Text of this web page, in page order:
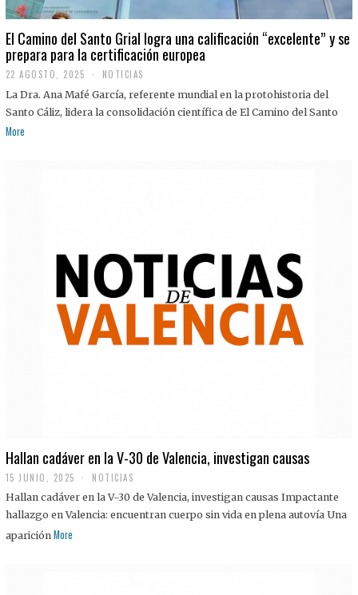
El Camino del Santo Grial logra una calificación “excelente” y se
prepara para la certificación europea
22 AGOSTO, 2025
2
A
G
NOTICIAS
La Dra. Ana Mafé García, referente mundial en la protohistoria del
Santo Cáliz, lidera la consolidación científica de El Camino del Santo
More
Hallan cadáver en la V-30 de Valencia, investigan causas
15 JUNIO, 2025 NOTICIAS
Hallan cadáver en la V-30 de Valencia, investigan causas Impactante
hallazgo en Valencia: encuentran cuerpo sin vida en plena autovía Una
aparición More